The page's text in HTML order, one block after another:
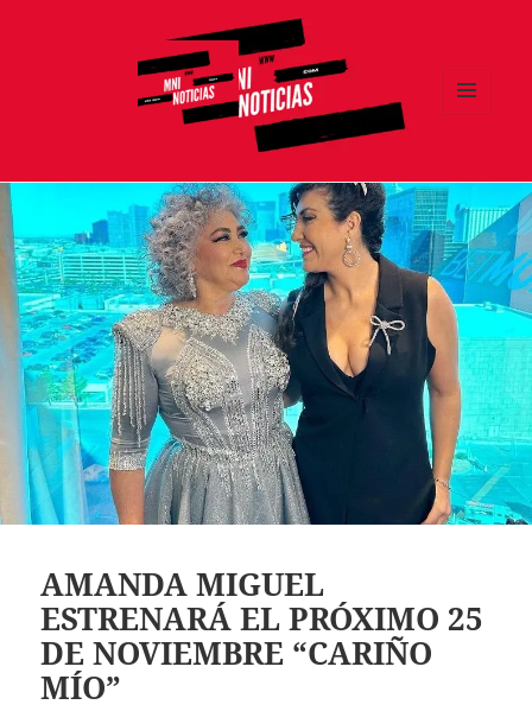
AMANDA MIGUEL
ESTRENARÁ EL PRÓXIMO 25
DE NOVIEMBRE “CARIÑO
MÍO”